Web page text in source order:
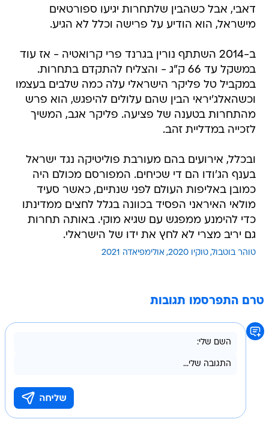
דאבי, אבל כשהבין שלתחרות יגיעו ספורטאים
מישראל, הוא הודיע על פרישה וכלל לא הגיע.
ב-2014 השתתף נורין בגרנד פרי קרואטיה - אז עוד
במשקל עד 66 ק"ג - והצליח להתקדם בתחרות.
במקביל טל פליקר הישראלי עלה כמה שלבים בעצמו
וכשהאלג'יראי הבין שהם עלולים להיפגש, הוא פרש
מהתחרות בטענה של פציעה. פליקר אגב, המשיך
לזכייה במדליית זהב.
ובכלל, אירועים בהם מעורבת פוליטיקה נגד ישראל
בענף הג'ודו הם די שכיחים. המפורסם מכולם היה
כמובן באליפות העולם לפני שנתיים, כאשר סעיד
מולאי האיראני הפסיד בכוונה בגלל לחצים ממדינתו
כדי להימנע ממפגש עם שגיא מוקי. באותה תחרות
גם יריב מצרי לא לחץ את ידו של הישראלי.
טוהר בוטבול טוקיו 2020 אולימפיאדה 2021
טרם התפרסמו תגובות